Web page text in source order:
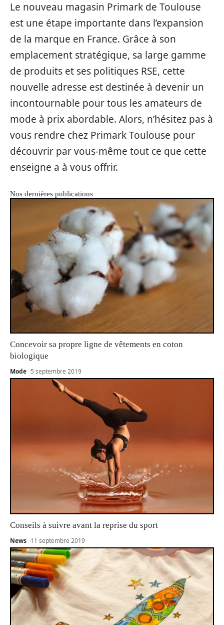
Le nouveau magasin Primark de Toulouse
est une étape importante dans l’expansion
de la marque en France. Grâce à son
emplacement stratégique, sa large gamme
de produits et ses politiques RSE, cette
nouvelle adresse est destinée à devenir un
incontournable pour tous les amateurs de
mode à prix abordable. Alors, n’hésitez pas à
vous rendre chez Primark Toulouse pour
découvrir par vous-même tout ce que cette
enseigne a à vous offrir.
Nos dernières publications
Concevoir sa propre ligne de vêtements en coton
biologique
Mode 5 septembre 2019
Conseils à suivre avant la reprise du sport
News 11 septembre 2019